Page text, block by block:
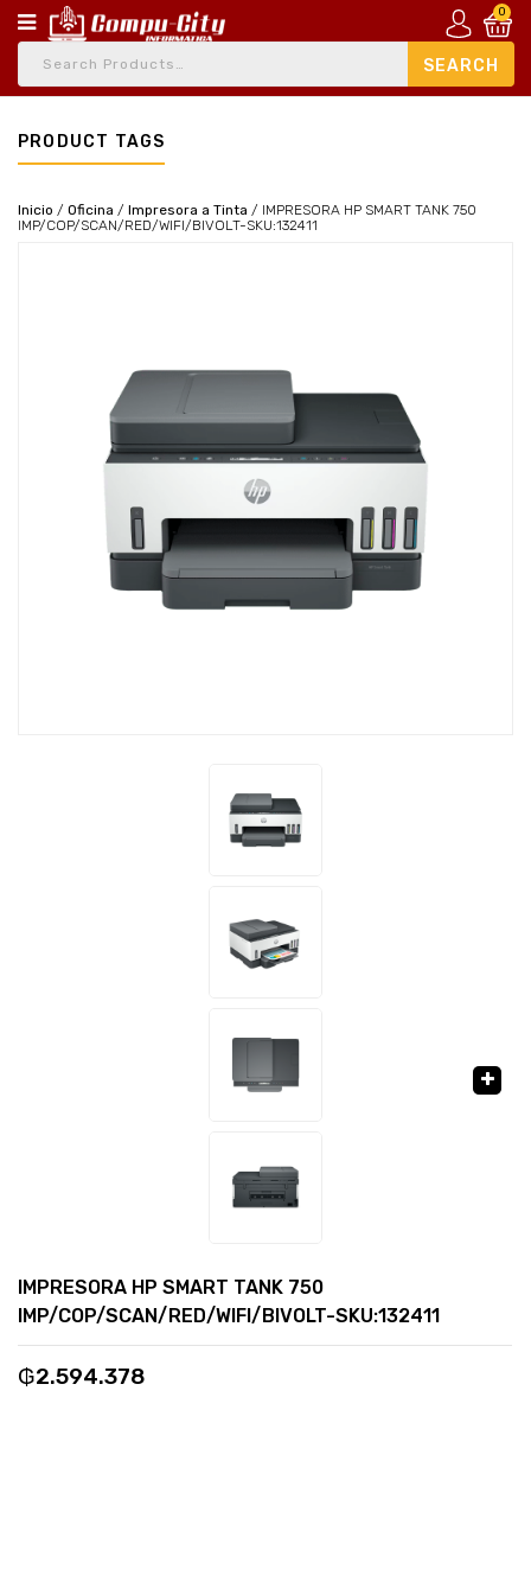
0
PRODUCT TAGS
Inicio / Oficina / Impresora a Tinta / IMPRESORA HP SMART TANK 750
IMP/COP/SCAN/RED/WIFI/BIVOLT-SKU:132411
IMPRESORA HP SMART TANK 750
IMP/COP/SCAN/RED/WIFI/BIVOLT-SKU:132411
₲2.594.378